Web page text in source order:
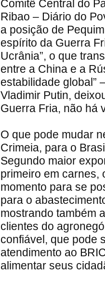
Comitê Central do
Ribao – Diário do
a posição de
espírito da Guerra
Ucrânia”, o que
entre a China e a
estabilidade global”
Vladimir Putin,
Guerra Fria, não há
O que pode mudar
Crimeia, para o
Segundo maior
primeiro em carnes,
momento para se
para o
mostrando também
clientes do
confiável, que pode
atendimento ao
alimentar seus